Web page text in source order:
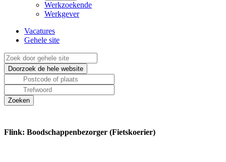
Werkzoekende
Werkgever
Vacatures
Gehele site
Flink: Boodschappenbezorger (Fietskoerier)